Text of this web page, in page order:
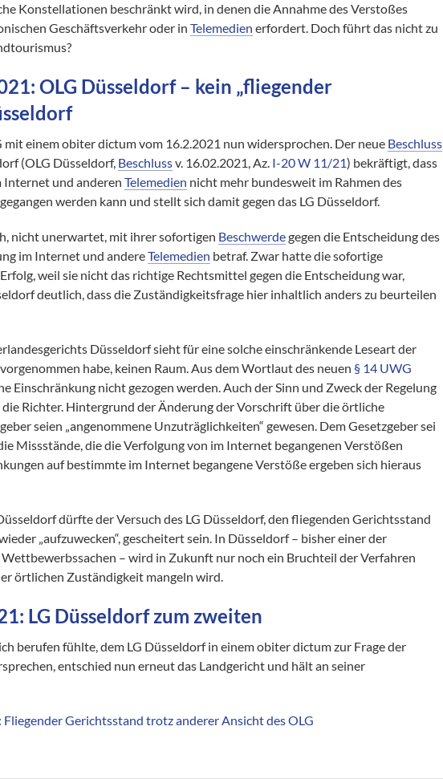
Konstellationen beschränkt wird, in denen die Annahme des Verstoßes
Geschäftsverkehr oder inTelemedien erfordert. Doch führt das nicht zu
OLG Düsseldorf – kein „fliegender
mit einem obiter dictum vom 16.2.2021 nun widersprochen. Der neue Beschluss
(OLG Düsseldorf, Beschlussv. 16.02.2021, Az. I-20 W 11/21) bekräftigt, dass
Internet und anderenTelemedien nicht mehr bundesweit im Rahmen des
werden kann und stellt sich damit gegen das LG Düsseldorf.
nicht unerwartet, mit ihrer sofortigen Beschwerdegegen die Entscheidung des
im Internet und andereTelemedien betraf. Zwar hatte die sofortige
weil sie nicht das richtige Rechtsmittel gegen die Entscheidung war,
deutlich, dass die Zuständigkeitsfrage hier inhaltlich anders zu beurteilen
Düsseldorf sieht für eine solche einschränkende Leseart der
habe, keinen Raum. Aus dem Wortlaut des neuen § 14 UWG
Einschränkung nicht gezogen werden. Auch der Sinn und Zweck der Regelung
Richter. Hintergrund der Änderung der Vorschrift über die örtliche
seien „angenommene Unzuträglichkeiten“ gewesen. Dem Gesetzgeber sei
Missstände, die die Verfolgung von im Internet begangenen Verstößen
auf bestimmte im Internet begangene Verstöße ergeben sich hieraus
dürfte der Versuch des LG Düsseldorf, den fliegenden Gerichtsstand
„aufzuwecken“, gescheitert sein. In Düsseldorf – bisher einer der
– wird in Zukunft nur noch ein Bruchteil der Verfahren
örtlichen Zuständigkeit mangeln wird.
LG Düsseldorf zum zweiten
berufen fühlte, dem LG Düsseldorf in einem obiter dictum zur Frage der
entschied nun erneut das Landgericht und hält an seiner
Fliegender Gerichtsstand trotz anderer Ansicht des OLG